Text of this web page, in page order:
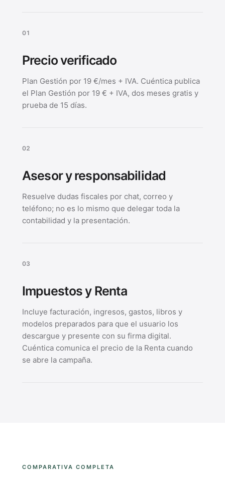
01
Precio verificado
Plan Gestión por 19 €/mes + IVA. Cuéntica publica
el Plan Gestión por 19 € + IVA, dos meses gratis y
prueba de 15 días.
02
Asesor y responsabilidad
Resuelve dudas fiscales por chat, correo y
teléfono; no es lo mismo que delegar toda la
contabilidad y la presentación.
03
Impuestos y Renta
Incluye facturación, ingresos, gastos, libros y
modelos preparados para que el usuario los
descargue y presente con su firma digital.
Cuéntica comunica el precio de la Renta cuando
se abre la campaña.
COMPARATIVA COMPLETA